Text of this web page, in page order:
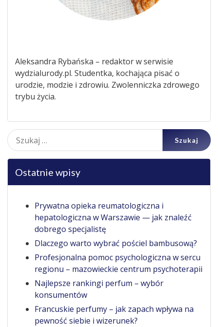
Aleksandra Rybańska – redaktor w serwisie
wydzialurody.pl. Studentka, kochająca pisać o
urodzie, modzie i zdrowiu. Zwolenniczka zdrowego
trybu życia.
Szukaj:
Ostatnie wpisy
Prywatna opieka reumatologiczna i
hepatologiczna w Warszawie — jak znaleźć
dobrego specjalistę
Dlaczego warto wybrać pościel bambusową?
Profesjonalna pomoc psychologiczna w sercu
regionu – mazowieckie centrum psychoterapii
Najlepsze rankingi perfum – wybór
konsumentów
Francuskie perfumy – jak zapach wpływa na
pewność siebie i wizerunek?